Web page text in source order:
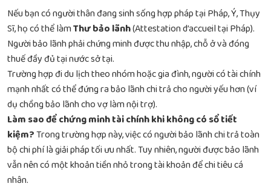
Nếu bạn có người thân đang sinh sống hợp pháp tại Pháp, Ý, Thụy
Sĩ, họ có thể làmThư bảo lãnh(Attestation d’accueil tại Pháp).
Người bảo lãnh phải chứng minh được thu nhập, chỗ ở và đóng
thuế đầy đủ tại nước sở tại.
Trường hợp đi du lịch theo nhóm hoặc gia đình, người có tài chính
mạnh nhất có thể đứng ra bảo lãnh chi trả cho người yếu hơn (ví
dụ chồng bảo lãnh cho vợ làm nội trợ).
Làm sao để chứng minh tài chính khi không có sổ tiết
kiệm?Trong trường hợp này, việc có người bảo lãnh chi trả toàn
bộ chi phí là giải pháp tối ưu nhất. Tuy nhiên, người được bảo lãnh
vẫn nên có một khoản tiền nhỏ trong tài khoản để chi tiêu cá
nhân.